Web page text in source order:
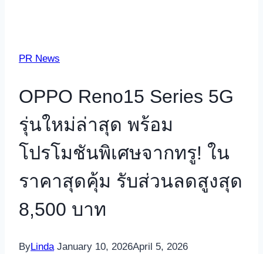
PR News
OPPO Reno15 Series 5G
รุ่นใหม่ล่าสุด พร้อม
โปรโมชันพิเศษจากทรู! ใน
ราคาสุดคุ้ม รับส่วนลดสูงสุด
8,500 บาท
ByLinda January 10, 2026April 5, 2026